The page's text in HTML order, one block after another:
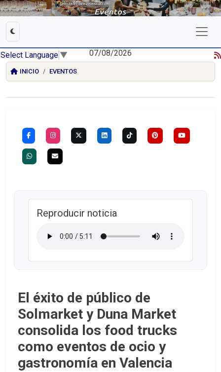
Select Language ▼ 07/08/2026
INICIO EVENTOS
Reproducir noticia
El éxito de público de
Solmarket y Duna Market
consolida los food trucks
como eventos de ocio y
gastronomía en Valencia